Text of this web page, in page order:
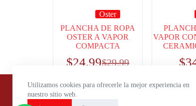
Utilizamos cookies para ofrecerle la mejor experiencia en
nuestro sitio web.
Oster
PLANCHA DE ROPA
OSTER A VAPOR
COMPACTA
$29.99
$24.99
VAPOR
$
Horario de atención:
Lunes a Viernes: 9:00 – 18:00